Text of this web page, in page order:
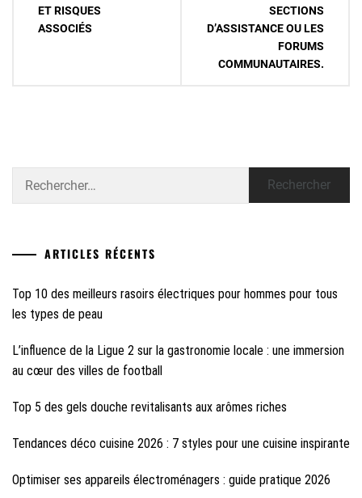
ET RISQUES
ASSOCIÉS
SECTIONS
D’ASSISTANCE OU LES
FORUMS
COMMUNAUTAIRES.
ARTICLES RÉCENTS
Top 10 des meilleurs rasoirs électriques pour hommes pour tous
les types de peau
L’influence de la Ligue 2 sur la gastronomie locale : une immersion
au cœur des villes de football
Top 5 des gels douche revitalisants aux arômes riches
Tendances déco cuisine 2026 : 7 styles pour une cuisine inspirante
Optimiser ses appareils électroménagers : guide pratique 2026